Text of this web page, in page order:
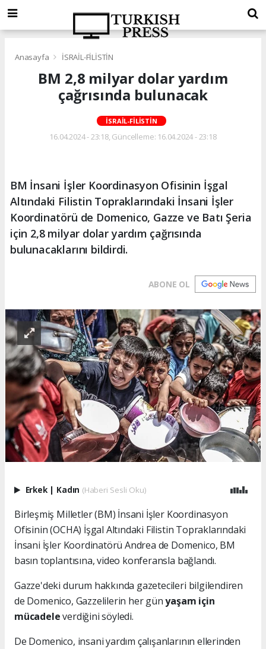
Anasayfa İSRAİL-FİLİSTİN
BM 2,8 milyar dolar yardım
çağrısında bulunacak
İSRAİL-FİLİSTİN
16.04.2024 - 23:18, Güncelleme: 16.04.2024 - 23:18
BM İnsani İşler Koordinasyon Ofisinin İşgal
Altındaki Filistin Topraklarındaki İnsani İşler
Koordinatörü de Domenico, Gazze ve Batı Şeria
için 2,8 milyar dolar yardım çağrısında
bulunacaklarını bildirdi.
ABONE OL
Erkek | Kadın (Haberi Sesli Oku)
Birleşmiş Milletler (BM) İnsani İşler Koordinasyon
Ofisinin (OCHA) İşgal Altındaki Filistin Topraklarındaki
İnsani İşler Koordinatörü Andrea de Domenico, BM
basın toplantısına, video konferansla bağlandı.
Gazze'deki durum hakkında gazetecileri bilgilendiren
de Domenico, Gazzelilerin her günyaşam için
mücadeleverdiğini söyledi.
De Domenico, insani yardım çalışanlarının ellerinden